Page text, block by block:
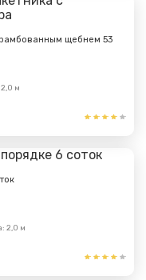
щебнем 53
2,0 м
2,0 м